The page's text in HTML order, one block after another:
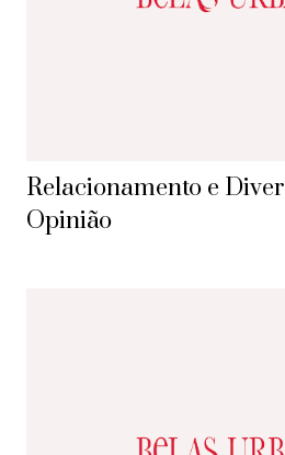
Relacionamento e
Opinião